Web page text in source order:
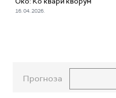
16. 04. 2026.
Прогноза